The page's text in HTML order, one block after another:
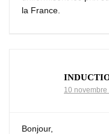
la France.
10 novembre
Bonjour,